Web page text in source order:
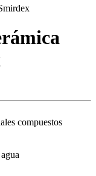
compuestos